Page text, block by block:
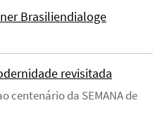
Brasiliendialoge
revisitada
centenário da SEMANA de